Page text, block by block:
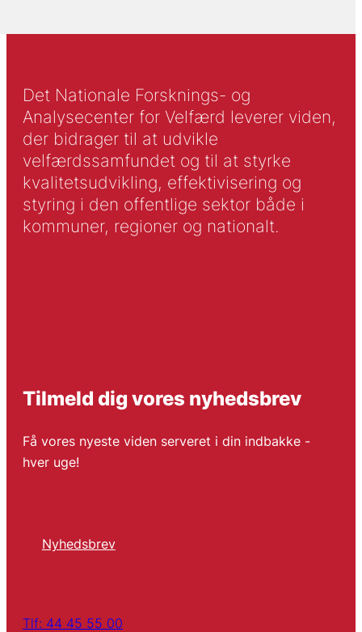
Det Nationale Forsknings- og
Analysecenter for Velfærd leverer viden,
der bidrager til at udvikle
velfærdssamfundet og til at styrke
kvalitetsudvikling, effektivisering og
styring i den offentlige sektor både i
kommuner, regioner og nationalt.
Tilmeld dig vores nyhedsbrev
Få vores nyeste viden serveret i din indbakke -
hver uge!
Nyhedsbrev
Tlf: 44 45 55 00